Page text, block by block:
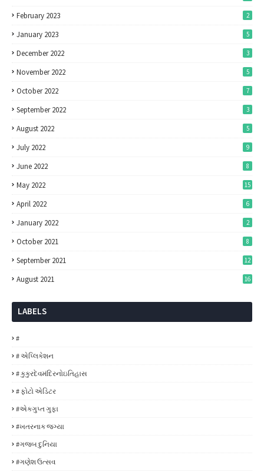
February 2023 2
January 2023 5
December 2022 3
November 2022 5
October 2022 7
September 2022 3
August 2022 5
July 2022 9
June 2022 8
May 2022 15
April 2022 6
January 2022 2
October 2021 8
September 2021 12
August 2021 16
LABELS
#
# એપ્લિકેશન
# કુકુરદેવમંદિરનોઇતિહાસ
# ફોટો એડિટર
#એકગુપ્ત ગુફા
#ખતરનાક જગ્યા
#ગજબ દુનિયા
#ગણેશ ઉત્સવ